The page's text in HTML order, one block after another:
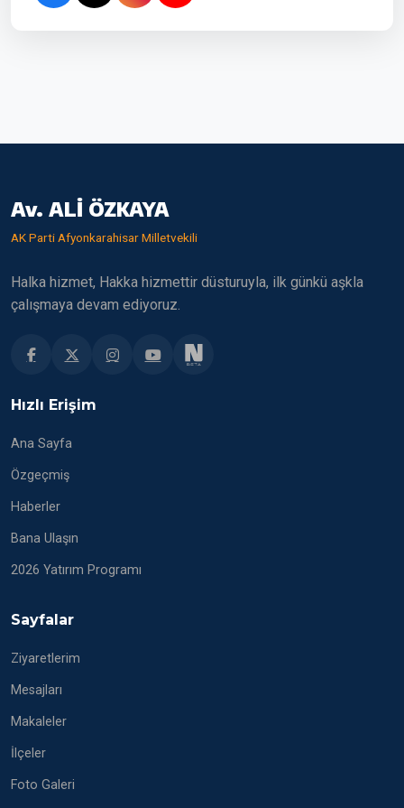
Av. ALİ ÖZKAYA
AK Parti Afyonkarahisar Milletvekili
Halka hizmet, Hakka hizmettir düsturuyla, ilk günkü aşkla
çalışmaya devam ediyoruz.
Hızlı Erişim
Ana Sayfa
Özgeçmiş
Haberler
Bana Ulaşın
2026 Yatırım Programı
Sayfalar
Ziyaretlerim
Mesajları
Makaleler
İlçeler
Foto Galeri